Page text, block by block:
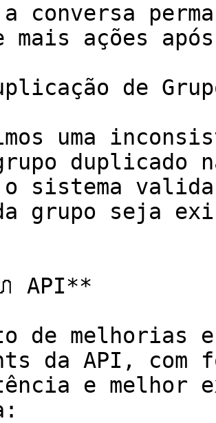
conversa
mais ações
de
uma
grupo duplicado
o sistema
grupo seja
API**
de melhorias
da API, com
e melhor